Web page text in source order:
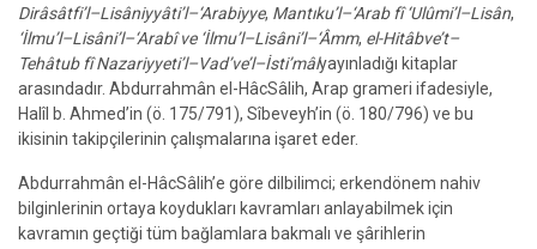
Dirâsâtfi’l–Lisâniyyâti’l–‘Arabiyye, Mantıku’l–‘Arab fî ‘Ulûmi’l–Lisân,
‘İlmu’l–Lisâni’l–‘Arabî ve ‘İlmu’l–Lisâni’l–‘Âmm, el-Hitâbve’t–
Tehâtub fî Nazariyyeti’l–Vad’ve’l–İsti’mâlyayınladığı kitaplar
arasındadır. Abdurrahmân el-HâcSâlih, Arap grameri ifadesiyle,
Halîl b. Ahmed’in (ö. 175/791), Sîbeveyh’in (ö. 180/796) ve bu
ikisinin takipçilerinin çalışmalarına işaret eder.
Abdurrahmân el-HâcSâlih’e göre dilbilimci; erkendönem nahiv
bilginlerinin ortaya koydukları kavramları anlayabilmek için
kavramın geçtiği tüm bağlamlara bakmalı ve şârihlerin